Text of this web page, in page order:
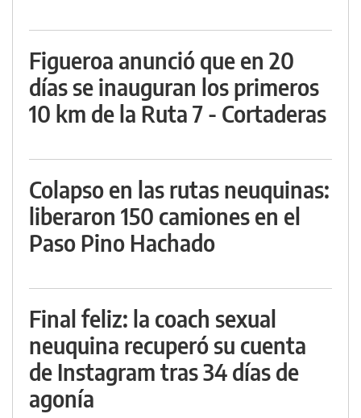
Figueroa anunció que en 20
días se inauguran los primeros
10 km de la Ruta 7 - Cortaderas
Colapso en las rutas neuquinas:
liberaron 150 camiones en el
Paso Pino Hachado
Final feliz: la coach sexual
neuquina recuperó su cuenta
de Instagram tras 34 días de
agonía